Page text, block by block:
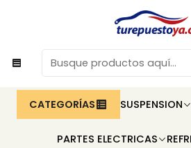
CATEGORÍAS SUSPENSION
PARTES ELECTRICAS